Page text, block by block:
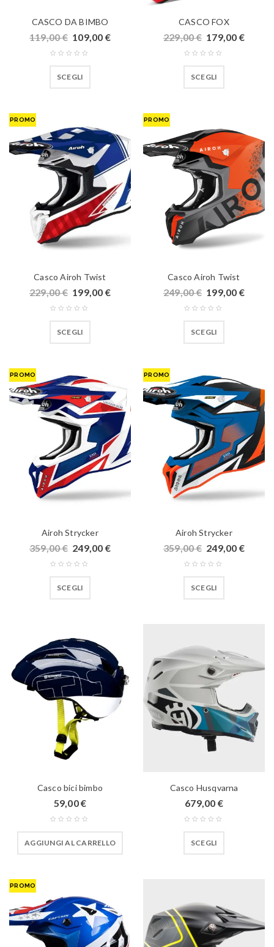
CASCO DA BIMBO
119,00€ 109,00 €
SCEGLI
CASCO FOX
229,00€ 179,00 €
SCEGLI
PROMO
Casco Airoh Twist
229,00€ 199,00 €
SCEGLI
PROMO
Casco Airoh Twist
249,00€ 199,00 €
SCEGLI
PROMO
Airoh Strycker
359,00€ 249,00 €
SCEGLI
PROMO
Airoh Strycker
359,00€ 249,00 €
SCEGLI
Casco bici bimbo
59,00€
AGGIUNGI AL CARRELLO
Casco Husqvarna
679,00 €
SCEGLI
PROMO